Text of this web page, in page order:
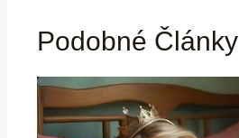
Podobné Články